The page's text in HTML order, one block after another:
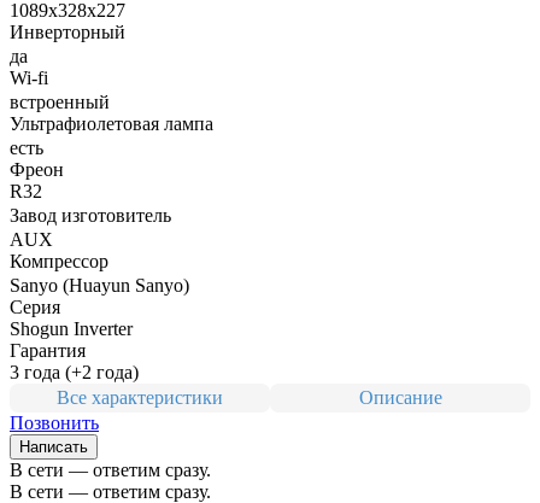
1089x328x227
Инверторный
да
Wi-fi
встроенный
Ультрафиолетовая лампа
есть
Фреон
R32
Завод изготовитель
AUX
Компрессор
Sanyo (Huayun Sanyo)
Серия
Shogun Inverter
Гарантия
3 года (+2 года)
Все характеристики
Описание
Позвонить
Написать
В сети — ответим сразу.
В сети — ответим сразу.